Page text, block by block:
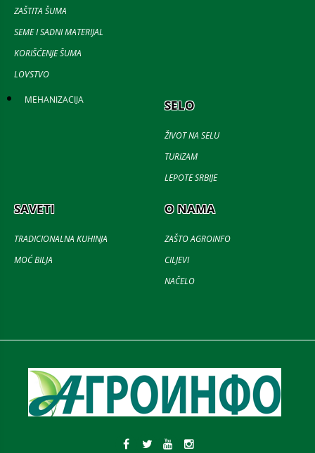
ZAŠTITA ŠUMA
SEME I SADNI MATERIJAL
KORIŠĆENJE ŠUMA
LOVSTVO
MEHANIZACIJA SELO
ŽIVOT NA SELU
TURIZAM
LEPOTE SRBIJE
SAVETI
TRADICIONALNA KUHINJA
MOĆ BILJA
O NAMA
ZAŠTO AGROINFO
CILJEVI
NAČELO